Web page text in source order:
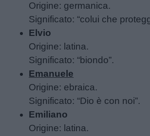
bambini
Feste
giornate
Filastrocche
Giochi
Origine: germanica.
Significato: “colui che
Elvio
Origine: latina.
Significato: “biondo”.
Emanuele
Origine: ebraica.
Significato: “Dio è con noi”.
Emiliano
Origine: latina.